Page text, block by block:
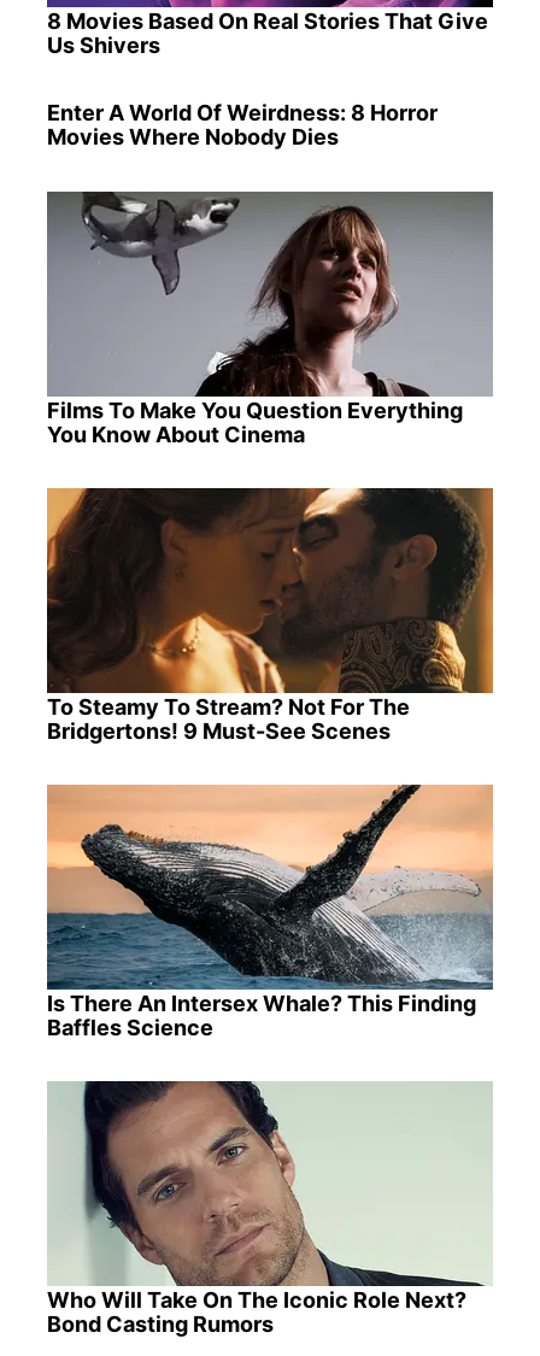
8 Movies Based On Real Stories That Give
Us Shivers
Enter A World Of Weirdness: 8 Horror
Movies Where Nobody Dies
Films To Make You Question Everything
You Know About Cinema
To Steamy To Stream? Not For The
Bridgertons! 9 Must-See Scenes
Is There An Intersex Whale? This Finding
Baffles Science
Who Will Take On The Iconic Role Next?
Bond Casting Rumors